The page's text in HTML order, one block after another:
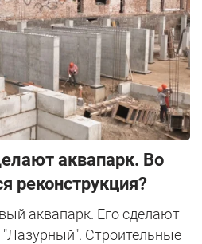
аквапарк. Во
реконструкция?
аквапарк. Его сделают
Строительные